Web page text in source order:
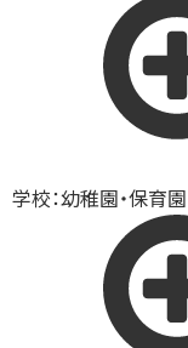
学校：幼稚園・保育園